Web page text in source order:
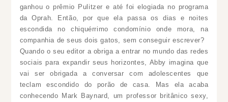
ganhou o prêmio Pulitzer e até foi elogiada no programa
da Oprah. Então, por que ela passa os dias e noites
escondida no chiquérrimo condomínio onde mora, na
companhia de seus dois gatos, sem conseguir escrever?
Quando o seu editor a obriga a entrar no mundo das redes
sociais para expandir seus horizontes, Abby imagina que
vai ser obrigada a conversar com adolescentes que
teclam escondido do porão de casa. Mas ela acaba
conhecendo Mark Baynard, um professor britânico sexy,